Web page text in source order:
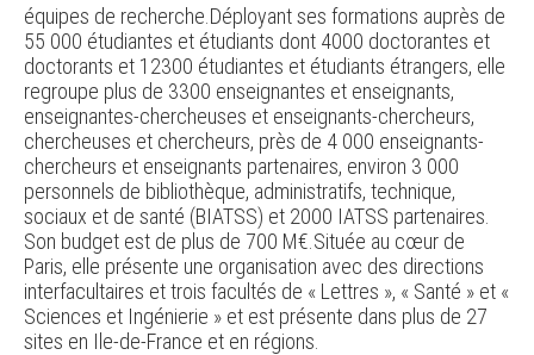
équipes de recherche.Déployant ses formations auprès de
55 000 étudiantes et étudiants dont 4000 doctorantes et
doctorants et 12300 étudiantes et étudiants étrangers, elle
regroupe plus de 3300 enseignantes et enseignants,
enseignantes-chercheuses et enseignants-chercheurs,
chercheuses et chercheurs, près de 4 000 enseignants-
chercheurs et enseignants partenaires, environ 3 000
personnels de bibliothèque, administratifs, technique,
sociaux et de santé (BIATSS) et 2000 IATSS partenaires.
Son budget est de plus de 700 M€.Située au cœur de
Paris, elle présente une organisation avec des directions
interfacultaires et trois facultés de « Lettres », « Santé » et «
Sciences et Ingénierie » et est présente dans plus de 27
sites en Ile-de-France et en régions.